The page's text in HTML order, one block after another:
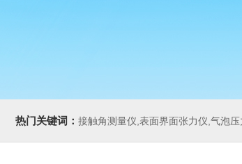
热门关键词： 接触角测量仪,表面界面张力仪,气泡压力张力仪,